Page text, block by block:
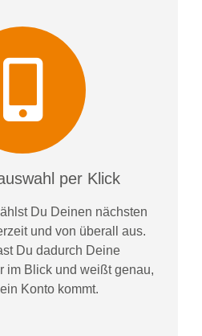
per Klick
Du Deinen nächsten
und von überall aus.
Du dadurch Deine
im Blick und weißtgenau,
Konto kommt.